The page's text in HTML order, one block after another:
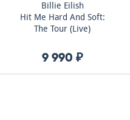
Billie Eilish
Hit Me Hard And Soft:
The Tour (Live)
9 990 ₽